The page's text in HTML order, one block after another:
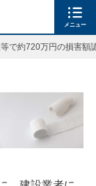
メニュー
で約720万円の損害額